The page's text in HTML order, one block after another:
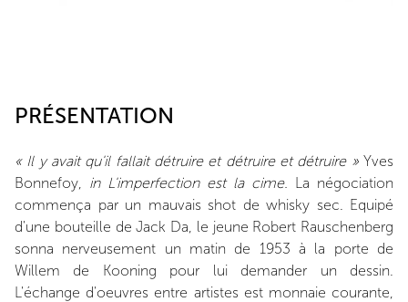
PRÉSENTATION
« Il y avait qu'il fallait détruire et détruire et détruire »Yves
Bonnefoy,
in L'imperfection est la cime.
La négociation
commença par un mauvais shot de whisky sec. Equipé
d'une bouteille de Jack Da, le jeune Robert Rauschenberg
sonna nerveusement un matin de 1953 à la porte de
Willem de Kooning pour lui demander un dessin.
L'échange d'oeuvres entre artistes est monnaie courante,